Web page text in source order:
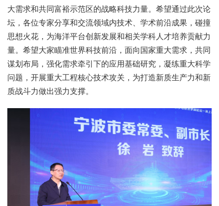
大需求和共同富裕示范区的战略科技力量。希望通过此次论
坛，各位专家分享和交流领域内技术、学术前沿成果，碰撞
思想火花，为海洋平台创新发展和相关学科人才培养贡献力
量。希望大家瞄准世界科技前沿，面向国家重大需求，共同
谋划布局，强化需求牵引下的应用基础研究，凝练重大科学
问题，开展重大工程核心技术攻关，为打造新质生产力和新
质战斗力做出强力支撑。